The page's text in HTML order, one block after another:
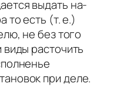
выдать на-
то есть (т. е.)
не без того
расточить
при деле.